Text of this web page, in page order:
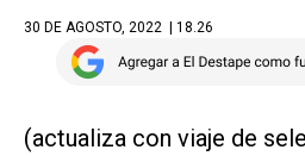
30 DE AGOSTO, 2022 | 18.26
(actualiza con viaje de